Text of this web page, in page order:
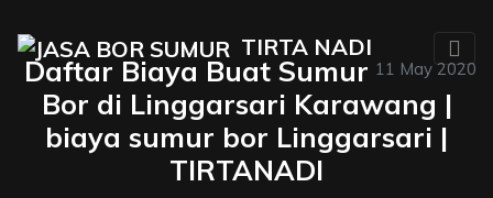
TIRTA NADI
11 May 2020
Daftar Biaya Buat Sumur
Bor di Linggarsari Karawang |
biaya sumur bor Linggarsari |
TIRTANADI